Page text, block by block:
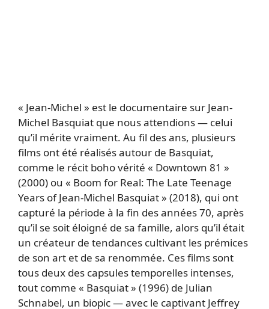
« Jean-Michel » est le documentaire sur Jean-
Michel Basquiat que nous attendions — celui
qu’il mérite vraiment. Au fil des ans, plusieurs
films ont été réalisés autour de Basquiat,
comme le récit boho vérité « Downtown 81 »
(2000) ou « Boom for Real: The Late Teenage
Years of Jean-Michel Basquiat » (2018), qui ont
capturé la période à la fin des années 70, après
qu’il se soit éloigné de sa famille, alors qu’il était
un créateur de tendances cultivant les prémices
de son art et de sa renommée. Ces films sont
tous deux des capsules temporelles intenses,
tout comme « Basquiat » (1996) de Julian
Schnabel, un biopic — avec le captivant Jeffrey